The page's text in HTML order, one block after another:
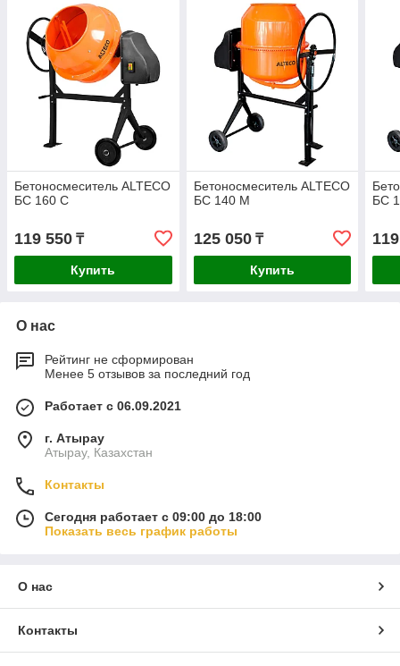
Бетоносмеситель ALTECO
БС 160 С
119 550 ₸
Купить
Бетоносмеситель ALTECO
БС 140 М
125 050₸
Купить
БС
О нас
Рейтинг не сформирован
Менее 5 отзывов за последний год
Работает с 06.09.2021
г. Атырау
Атырау, Казахстан
Контакты
Сегодня работает с 09:00 до 18:00
Показать весь график работы
О нас
Контакты